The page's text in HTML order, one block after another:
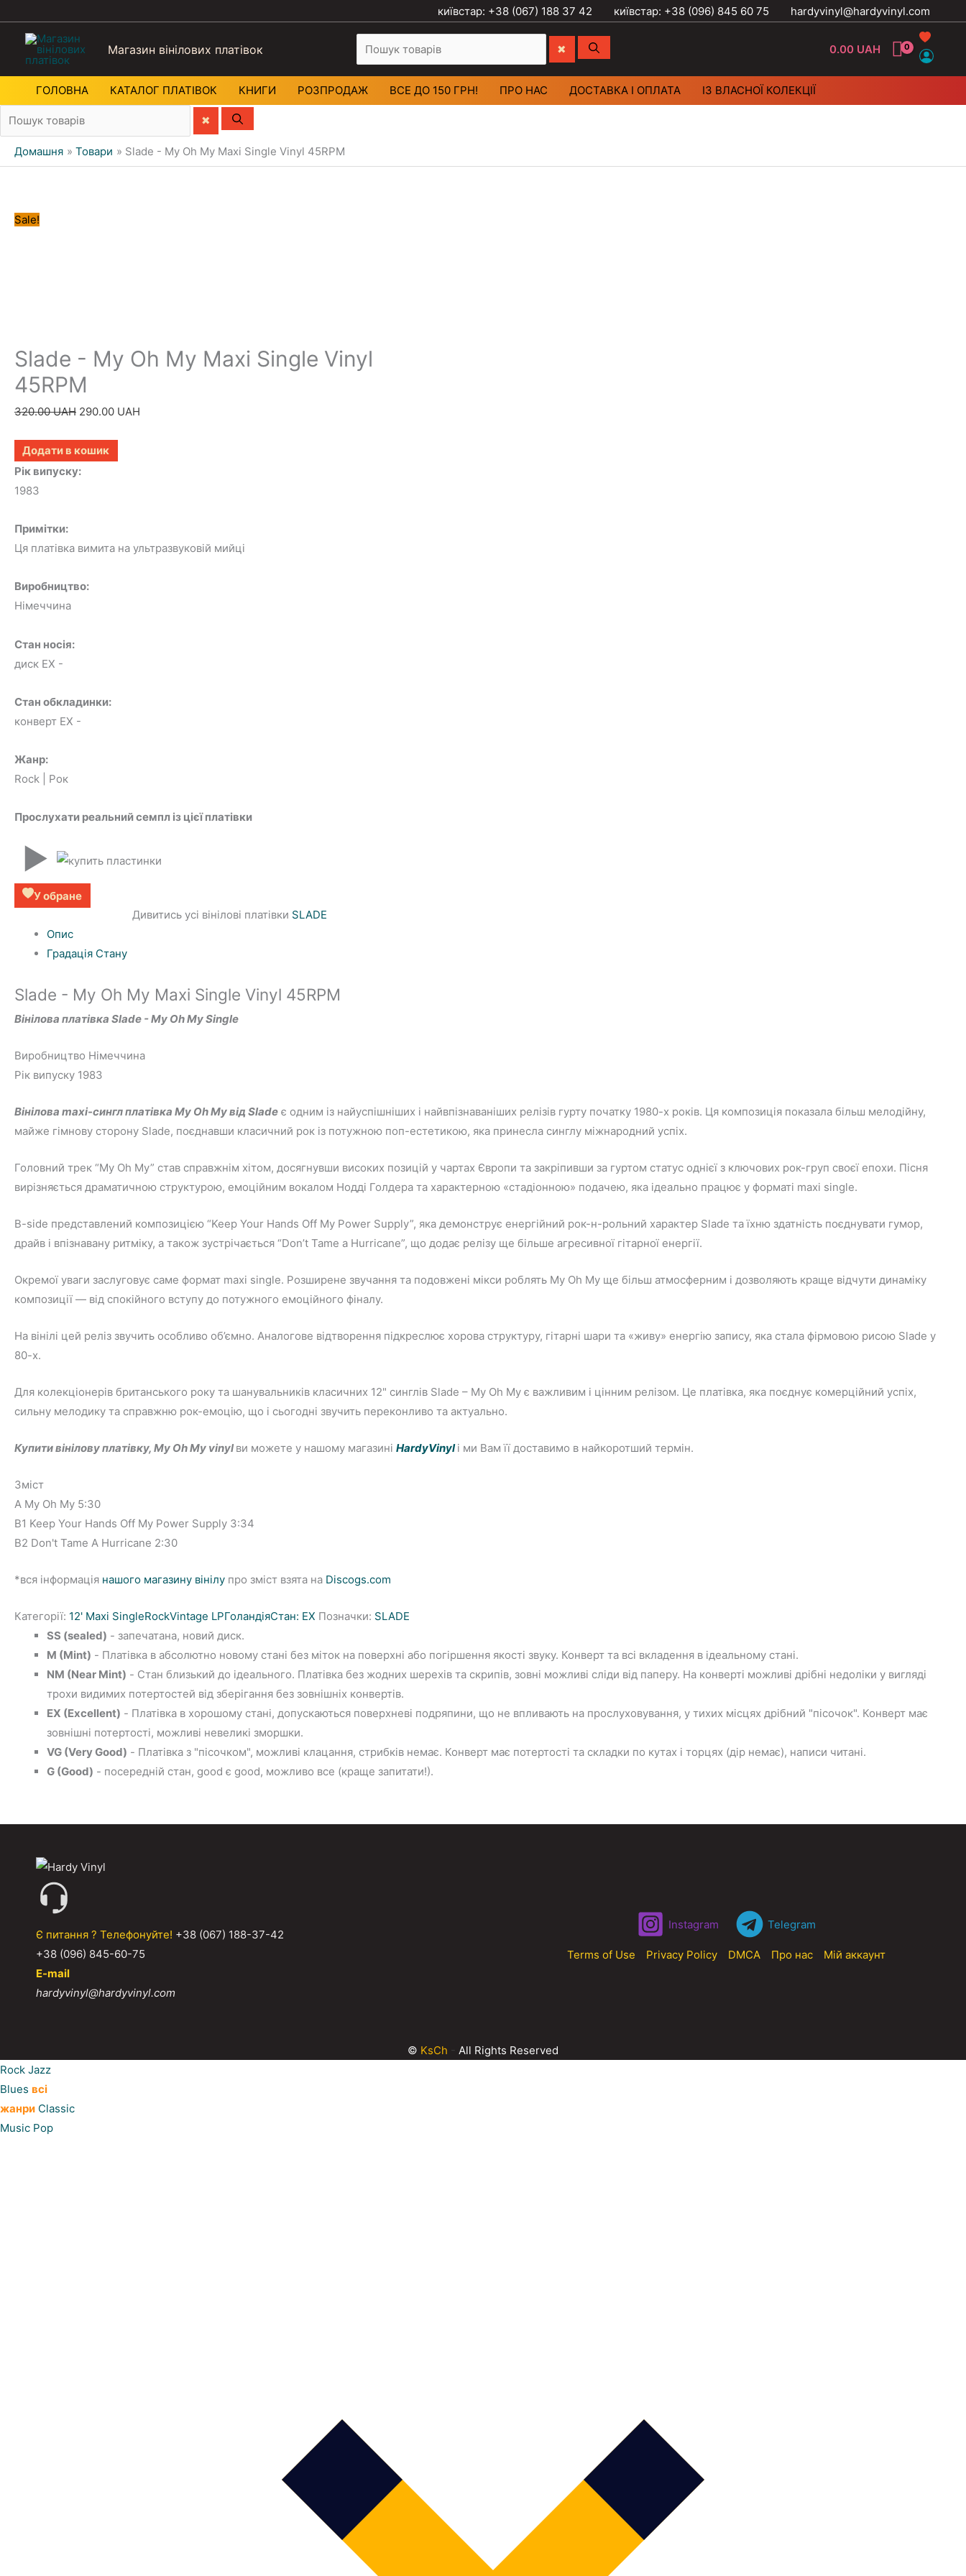
київстар: +38 (067) 188 37 42 київстар: +38 (096) 845 60 75 hardyvinyl@hardyvinyl.com
Магазин вінілових платівок 0.00 UAH
ГОЛОВНА КАТАЛОГ ПЛАТIВОК КНИГИ РОЗПРОДАЖ ВСЕ ДО 150 ГРН! ПРО НАС ДОСТАВКА І ОПЛАТА ІЗ ВЛАСНОЇ КОЛЕКЦІЇ
Домашня Товари Slade - My Oh My Maxi Single Vinyl 45RPM
Sale!
Slade - My Oh My Maxi Single Vinyl
45RPM
320.00UAH Оригінальна
320.00 UAH.
290.00 UAH
Додати в кошик
Рік випуску:
1983
Примітки:
Ця платівка вимита на ультразвуковій мийці
Виробництво:
Німеччина
Стан носія:
диск EX -
Стан обкладинки:
конверт EX -
Жанр:
Rock | Рок
Прослухати реальний семпл із цієї платівки
▶
У обране
Дивитись усі вінілові платівки SLADE
Опис
Градація Стану
Slade - My Oh My Maxi Single Vinyl 45RPM
Вінілова платівка Slade - My Oh My Single
Виробництво Німеччина
Рік випуску 1983
Вінілова maxi-сингл платівка My Oh My від Slade є одним із найуспішніших і найвпізнаваніших релізів гурту початку 1980-х років. Ця композиція показала більш мелодійну,
майже гімнову сторону Slade, поєднавши класичний рок із потужною поп-естетикою, яка принесла синглу міжнародний успіх.
Головний трек “My Oh My” став справжнім хітом, досягнувши високих позицій у чартах Європи та закріпивши за гуртом статус однієї з ключових рок-груп своєї епохи. Пісня
вирізняється драматичною структурою, емоційним вокалом Нодді Голдера та характерною «стадіонною» подачею, яка ідеально працює у форматі maxi single.
B-side представлений композицією “Keep Your Hands Off My Power Supply”, яка демонструє енергійний рок-н-рольний характер Slade та їхню здатність поєднувати гумор,
драйв і впізнавану ритміку, а також зустрічається “Don’t Tame a Hurricane”, що додає релізу ще більше агресивної гітарної енергії.
Окремої уваги заслуговує саме формат maxi single. Розширене звучання та подовжені мікси роблять My Oh My ще більш атмосферним і дозволяють краще відчути динаміку
композиції — від спокійного вступу до потужного емоційного фіналу.
На вінілі цей реліз звучить особливо об’ємно. Аналогове відтворення підкреслює хорова структуру, гітарні шари та «живу» енергію запису, яка стала фірмовою рисою Slade у
80-х.
Для колекціонерів британського року та шанувальників класичних 12" синглів Slade – My Oh My є важливим і цінним релізом. Це платівка, яка поєднує комерційний успіх,
сильну мелодику та справжню рок-емоцію, що і сьогодні звучить переконливо та актуально.
Купити вінілову платівку, My Oh My vinyl ви можете у нашому магазині HardyVinyl і ми Вам її доставимо в найкоротший термін.
Зміст
A My Oh My 5:30
B1 Keep Your Hands Off My Power Supply 3:34
B2 Don't Tame A Hurricane 2:30
*вся інформація нашого магазину вінілу про зміст взята на Discogs.com
Категорії: 12' Maxi SingleRockVintage LPГоландiяСтан: EX Позначки: SLADE
SS (sealed) - запечатана, новий диск.
M (Mint) - Платівка в абсолютно новому стані без міток на поверхні або погіршення якості звуку. Конверт та всі вкладення в ідеальному стані.
NM (Near Mint) - Стан близький до ідеального. Платівка без жодних шерехів та скрипів, зовні можливі сліди від паперу. На конверті можливі дрібні недоліки у вигляді
трохи видимих потертостей від зберігання без зовнішніх конвертів.
EX (Excellent) - Платівка в хорошому стані, допускаються поверхневі подряпини, що не впливають на прослуховування, у тихих місцях дрібний "пісочок". Конверт має
зовнішні потертості, можливі невеликі зморшки.
VG (Very Good) - Платівка з "пісочком", можливі клацання, стрибків немає. Конверт має потертості та складки по кутах і торцях (дір немає), написи читані.
G (Good) - посередній стан, good є good, можливо все (краще запитати!).
Є питання ? Телефонуйте! +38 (067) 188-37-42
+38 (096) 845-60-75
E-mail
hardyvinyl@hardyvinyl.com
Instagram Telegram
Terms of Use Privacy Policy DMCA Про нас Мій аккаунт
© KsCh - All Rights Reserved
Rock Jazz
Blues всі
жанри Classic
Music Pop